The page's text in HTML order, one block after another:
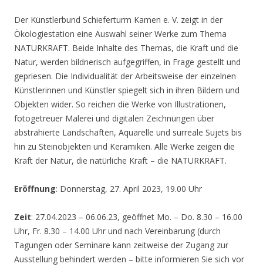
Der Künstlerbund Schieferturm Kamen e. V. zeigt in der
Ökologiestation eine Auswahl seiner Werke zum Thema
NATURKRAFT. Beide Inhalte des Themas, die Kraft und die
Natur, werden bildnerisch aufgegriffen, in Frage gestellt und
gepriesen. Die Individualität der Arbeitsweise der einzelnen
Künstlerinnen und Künstler spiegelt sich in ihren Bildern und
Objekten wider. So reichen die Werke von Illustrationen,
fotogetreuer Malerei und digitalen Zeichnungen über
abstrahierte Landschaften, Aquarelle und surreale Sujets bis
hin zu Steinobjekten und Keramiken. Alle Werke zeigen die
Kraft der Natur, die natürliche Kraft – die NATURKRAFT.
Eröffnung: Donnerstag, 27. April 2023, 19.00 Uhr
Zeit: 27.04.2023 – 06.06.23, geöffnet Mo. – Do. 8.30 – 16.00
Uhr, Fr. 8.30 – 14.00 Uhr und nach Vereinbarung (durch
Tagungen oder Seminare kann zeitweise der Zugang zur
Ausstellung behindert werden – bitte informieren Sie sich vor